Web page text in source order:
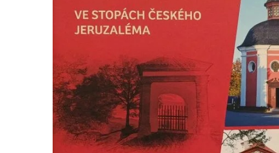
Křížová cesta Římov – XV. kaple – Malý
Pilát
Kaifáše (U Děvečky)
Křížová cesta Římov – XIII. kaple – U
Annáše (U Kaifáše)
Křížová cesta Římov – XII. kaple – Vodní
brána
Křížová cesta Římov – XI. kaple – Ježíš